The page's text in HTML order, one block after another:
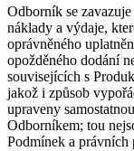
Odborník se
náklady a výdaje,
oprávněného
opožděného dodání
souvisejících s
jakož i způsob
upraveny
Odborníkem; tou
Podmínek a právních